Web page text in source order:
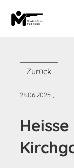
Zurück
28.06.2025